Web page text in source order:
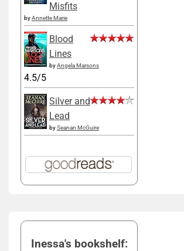
Misfits
byAnnette Marie
Blood
Lines
byAngela Marsons
4.5/5
Silver and
Lead
bySeanan McGuire
Inessa's bookshelf: